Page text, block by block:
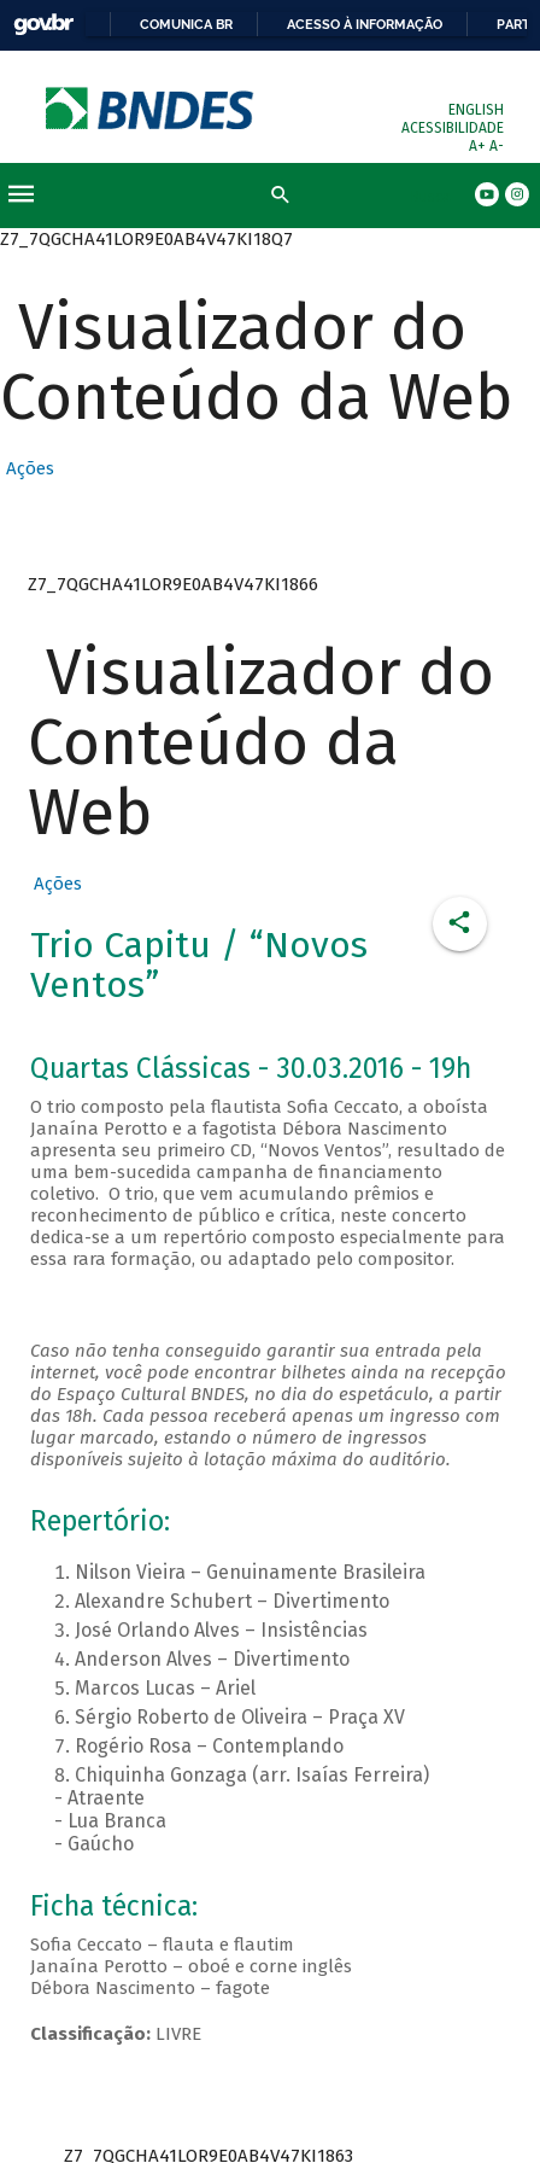
COMUNICA BR ACESSO À INFORMAÇÃO
ENGLISH
ACESSIBILIDADE
A+ A-
Z7_7QGCHA41LOR9E0AB4V47KI18Q7
Visualizador do
Conteúdo da Web
Ações
Z7_7QGCHA41LOR9E0AB4V47KI1866
Visualizador do
Conteúdo da
Web
Ações
Trio Capitu / “Novos
Ventos”
Quartas Clássicas - 30.03.2016 - 19h
O trio composto pela flautista Sofia Ceccato, a oboísta
Janaína Perotto e a fagotista Débora Nascimento
apresenta seu primeiro CD, “Novos Ventos”, resultado de
uma bem-sucedida campanha de financiamento
coletivo. O trio, que vem acumulando prêmios e
reconhecimento de público e crítica, neste concerto
dedica-se a um repertório composto especialmente para
essa rara formação, ou adaptado pelo compositor.
Caso não tenha conseguido garantir sua entrada pela
internet, você pode encontrar bilhetes ainda na recepção
do Espaço Cultural BNDES, no dia do espetáculo, a partir
das 18h. Cada pessoa receberá apenas um ingresso com
lugar marcado, estando o número de ingressos
disponíveis sujeito à lotação máxima do auditório.
Repertório:
Nilson Vieira – Genuinamente Brasileira
Alexandre Schubert – Divertimento
José Orlando Alves – Insistências
Anderson Alves – Divertimento
Marcos Lucas – Ariel
Sérgio Roberto de Oliveira – Praça XV
Rogério Rosa – Contemplando
Chiquinha Gonzaga (arr. Isaías Ferreira)
- Atraente
- Lua Branca
- Gaúcho
Ficha técnica:
Sofia Ceccato – flauta e flautim
Janaína Perotto – oboé e corne inglês
Débora Nascimento – fagote
Classificação:LIVRE
Z7_7QGCHA41LOR9E0AB4V47KI1863